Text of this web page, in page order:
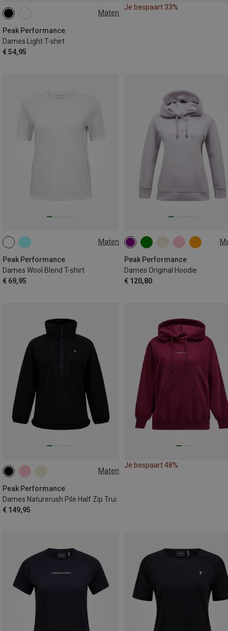
Maten
Peak Performance
Dames Light T-shirt
€ 54,95
S M
Je bespaart 33%
Maten
Peak Performance
Dames Wool Blend T-shirt
€ 69,95
XS M
Peak Performance
Dames Original Hoodie
€ 120,80
XS S M
Maten
Peak Performance
Dames Naturerush Pile Half Zip Trui
€ 149,95
XS
Je bespaart 48%